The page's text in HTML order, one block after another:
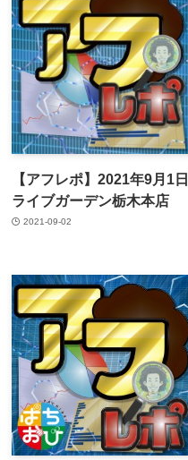
【アフレポ】2021年9月1日
ライブガーデン栃木本店
2021-09-02